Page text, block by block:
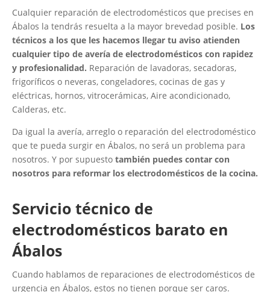
Cualquier reparación de electrodomésticos que precises en
Ábalos la tendrás resuelta a la mayor brevedad posible. Los
técnicos a los que les hacemos llegar tu aviso atienden
cualquier tipo de avería de electrodomésticos con rapidez
y profesionalidad. Reparación de lavadoras, secadoras,
frigoríficos o neveras, congeladores, cocinas de gas y
eléctricas, hornos, vitrocerámicas, Aire acondicionado,
Calderas, etc.
Da igual la avería, arreglo o reparación del electrodoméstico
que te pueda surgir en Ábalos, no será un problema para
nosotros. Y por supuesto también puedes contar con
nosotros para reformar los electrodomésticos de la cocina.
Servicio técnico de
electrodomésticos barato en
Ábalos
Cuando hablamos de reparaciones de electrodomésticos de
urgencia en Ábalos, estos no tienen porque ser caros.